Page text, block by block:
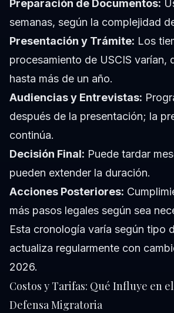
Preparación de Documentos:
semanas, según la complejidad
Presentación y Trámite: Los
procesamiento de USCIS varían,
hasta más de un año.
Audiencias y Entrevistas:
después de la presentación; la
continúa.
Decisión Final: Puede tardar
pueden extender la duración.
Acciones Posteriores:
más pasos legales según sea
Esta cronología varía según tipo
actualiza regularmente con
2026.
Costos y Tarifas: Qué Influye en
Defensa Migratoria